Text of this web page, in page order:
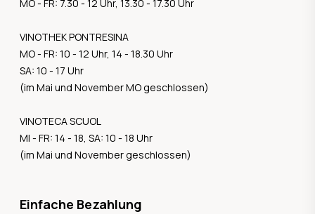
MO - FR: 7.30 - 12 Uhr, 13.30 - 17.30 Uhr
VINOTHEK PONTRESINA
MO - FR: 10 - 12 Uhr, 14 - 18.30 Uhr
SA: 10 - 17 Uhr
(im Mai und November MO geschlossen)
VINOTECA SCUOL
MI - FR: 14 - 18, SA: 10 - 18 Uhr
(im Mai und November geschlossen)
Einfache Bezahlung